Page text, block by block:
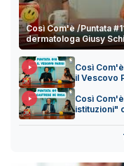
Così Com'è /Puntata
dermatologa Giusy
Così
il Vescovo
Così
istituzioni"